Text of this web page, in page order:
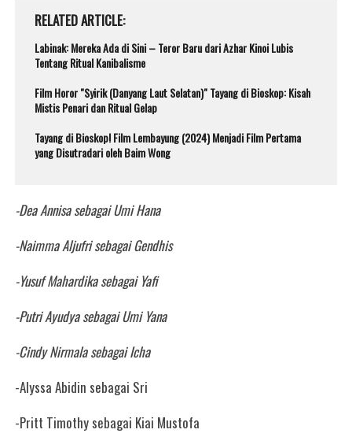
RELATED ARTICLE
Labinak: Mereka Ada di Sini – Teror Baru dari Azhar Kinoi Lubis
Tentang Ritual Kanibalisme
Film Horor "Syirik (Danyang Laut Selatan)" Tayang di Bioskop: Kisah
Mistis Penari dan Ritual Gelap
Tayang di Bioskop! Film Lembayung (2024) Menjadi Film Pertama
yang Disutradari oleh Baim Wong
-Dea Annisa sebagai Umi Hana
-Naimma Aljufri sebagai Gendhis
-Yusuf Mahardika sebagai Yafi
-Putri Ayudya sebagai Umi Yana
-Cindy Nirmala sebagai Icha
-Alyssa Abidin sebagai Sri
-Pritt Timothy sebagai Kiai Mustofa